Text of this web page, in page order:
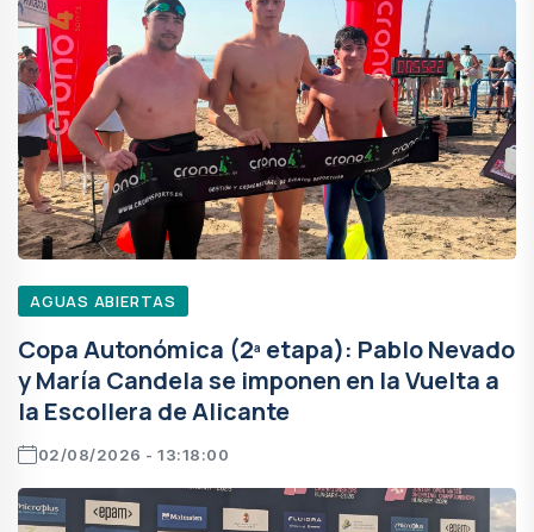
AGUAS ABIERTAS
Copa Autonómica (2ª etapa): Pablo Nevado
y María Candela se imponen en la Vuelta a
la Escollera de Alicante
02/08/2026 - 13:18:00